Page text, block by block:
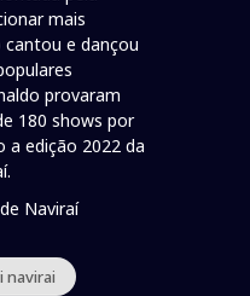
mais
e dançou
provaram
180 shows por
a edição 2022 da
Naviraí
navirai